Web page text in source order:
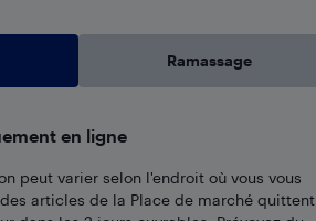
Ramassage
en ligne
peut varier selon l'endroit où vous vous
articles de la Place de marché quittent